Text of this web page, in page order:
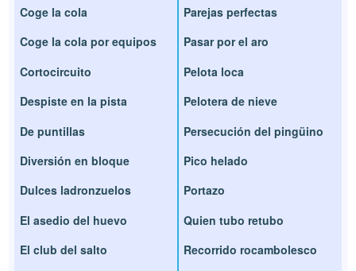
Coge la cola
Coge la cola por equipos
Cortocircuito
Despiste en la pista
De puntillas
Diversión en bloque
Dulces ladronzuelos
El asedio del huevo
El club del salto
Parejas perfectas
Pasar por el aro
Pelota loca
Pelotera de nieve
Persecución del pingüino
Pico helado
Portazo
Quien tubo retubo
Recorrido rocambolesco